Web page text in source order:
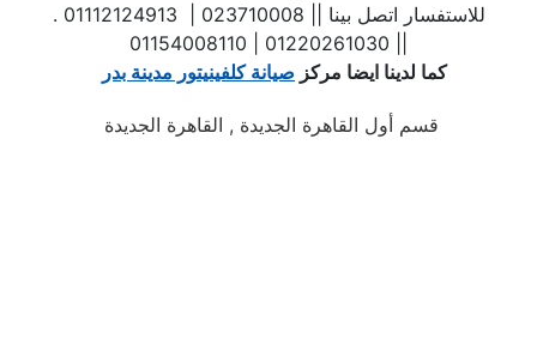
. للاستفسار اتصل بينا || 023710008 | 01112124913
كما لدينا ايضا مركز صيانة كلفينيتور مدينة بدر
قسم أول القاهرة الجديدة , القاهرة الجديدة